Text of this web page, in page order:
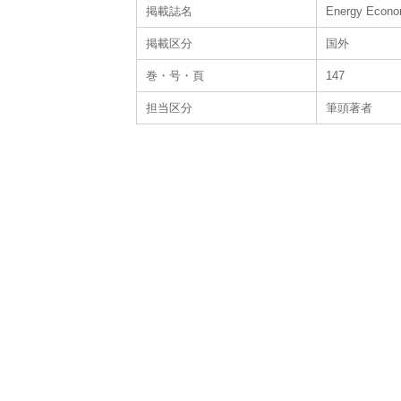
掲載誌名 Energy
掲載区分 国外
巻・号・頁 147
担当区分 筆頭著者